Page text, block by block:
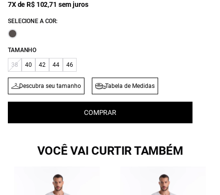
7X de R$ 102,71 sem juros
SELECIONE A COR:
TAMANHO
38 40 42 44 46
Descubra seu tamanho Tabela de Medidas
COMPRAR
VOCÊ VAI CURTIR TAMBÉM